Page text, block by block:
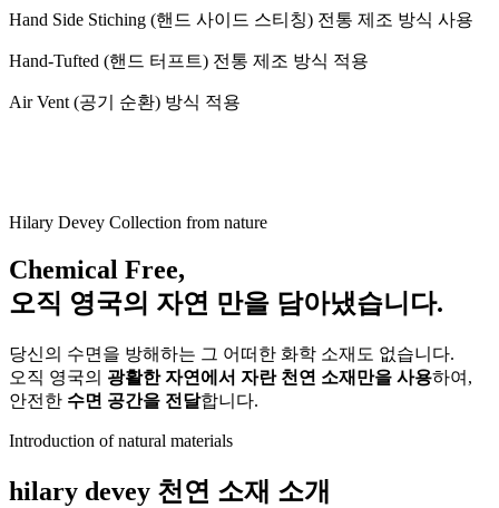
Hand Side Stiching (핸드 사이드 스티칭) 전통 제조 방식 사용
Hand-Tufted (핸드 터프트) 전통 제조 방식 적용
Air Vent (공기 순환) 방식 적용
Hilary Devey Collection from nature
Chemical Free,
오직 영국의 자연 만을 담아냈습니다.
당신의 수면을 방해하는 그 어떠한 화학 소재도 없습니다.
오직 영국의 광활한 자연에서 자란 천연 소재만을 사용하여,
안전한 수면 공간을 전달합니다.
Introduction of natural materials
hilary devey 천연 소재 소개